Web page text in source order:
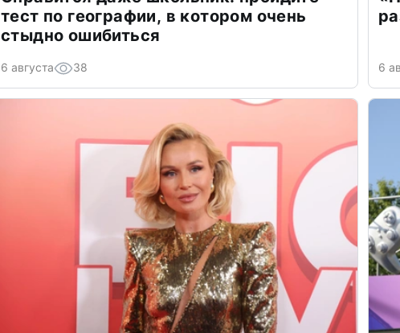
тест по географии, в котором очень
стыдно ошибиться
6 августа 38 6